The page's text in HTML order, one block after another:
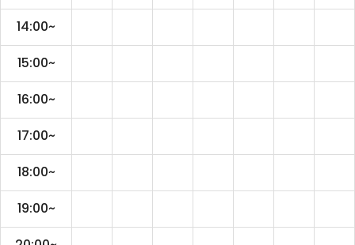
14:00~
15:00~
16:00~
17:00~
18:00~
19:00~